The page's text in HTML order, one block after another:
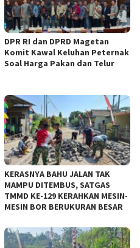
DPR RI dan DPRD Magetan
Komit Kawal Keluhan Peternak
Soal Harga Pakan dan Telur
KERASNYA BAHU JALAN TAK
MAMPU DITEMBUS, SATGAS
TMMD KE-129 KERAHKAN MESIN-
MESIN BOR BERUKURAN BESAR